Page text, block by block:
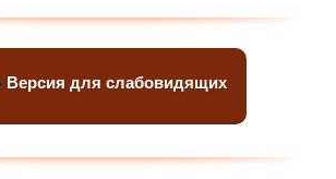
Версия для слабовидящих